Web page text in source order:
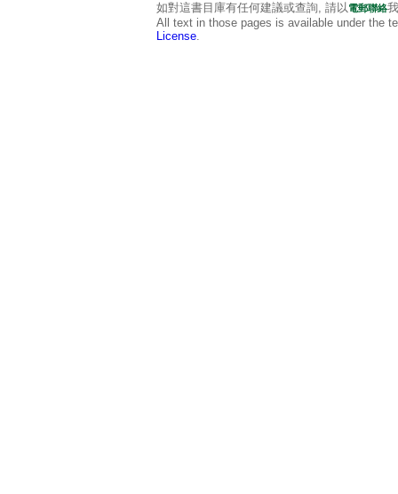
如對這書目庫有任何建議或查詢, 請以電郵聯絡
All text in those pages is available under the
License.